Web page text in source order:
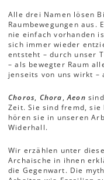
Alle drei Namen lösen
Raumbewegungen aus.
nie einfach vorhanden
sich immer wieder
entsteht – durch unser
– als bewegter Raum
jenseits von uns wirkt –
Choros, Chora,Aeon
Zeit. Sie sind fremd,
hören sie in unseren
Widerhall.
Wir erzählen unter
Archaische in ihnen
die Gegenwart. Die